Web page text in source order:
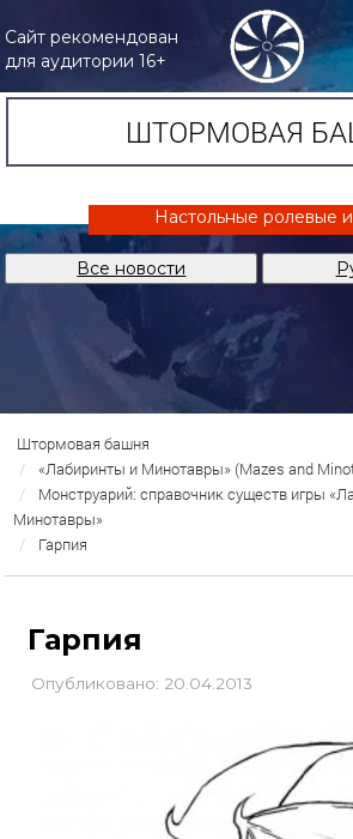
Сайт рекомендован
для аудитории 16+
ШТОРМОВАЯ
Настольные ролевые
Все новости
Штормовая башня
«Лабиринты и Минотавры» (Mazes and
Монструарий: справочник существ игры
Минотавры»
Гарпия
Гарпия
Опубликовано: 20.04.2013